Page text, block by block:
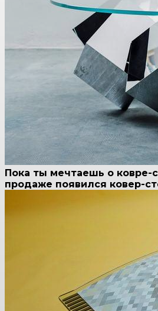
Пока ты мечтаешь о ковре-
продаже появился ковер-